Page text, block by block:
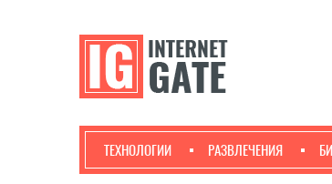
ТЕХНОЛОГИИ РАЗВЛЕЧЕНИЯ